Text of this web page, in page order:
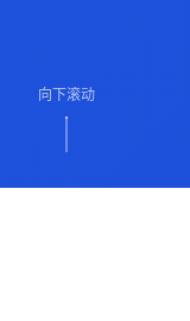
向下滚动